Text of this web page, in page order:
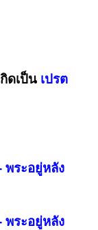
กิดเป็น เปรต
พระอยู่หลัง
พระอยู่หลัง